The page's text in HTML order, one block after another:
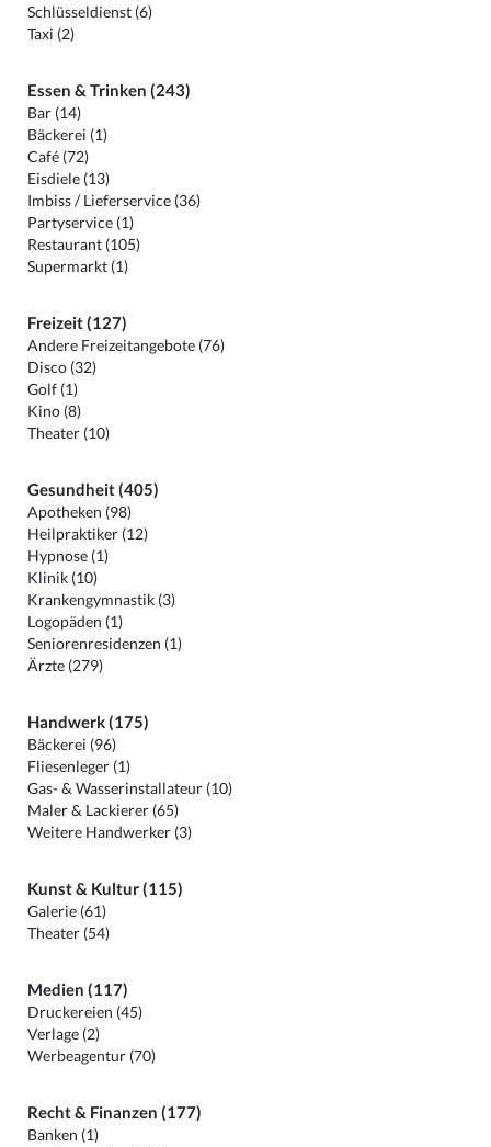
Schlüsseldienst (6)
Taxi (2)
Essen & Trinken (243)
Bar (14)
Bäckerei (1)
Café (72)
Eisdiele (13)
Imbiss / Lieferservice (36)
Partyservice (1)
Restaurant (105)
Supermarkt (1)
Freizeit (127)
Andere Freizeitangebote (76)
Disco (32)
Golf (1)
Kino (8)
Theater (10)
Gesundheit (405)
Apotheken (98)
Heilpraktiker (12)
Hypnose (1)
Klinik (10)
Krankengymnastik (3)
Logopäden (1)
Seniorenresidenzen (1)
Ärzte (279)
Handwerk (175)
Bäckerei (96)
Fliesenleger (1)
Gas- & Wasserinstallateur (10)
Maler & Lackierer (65)
Weitere Handwerker (3)
Kunst & Kultur (115)
Galerie (61)
Theater (54)
Medien (117)
Druckereien (45)
Verlage (2)
Werbeagentur (70)
Recht & Finanzen (177)
Banken (1)